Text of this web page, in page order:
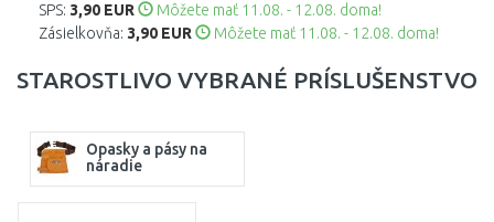
SPS: 3,90 EUR
Môžete mať 11.08. - 12.08. doma!
Zásielkovňa: 3,90 EUR Môžete mať 11.08. - 12.08. doma!
STAROSTLIVO VYBRANÉ PRÍSLUŠENSTVO
Opasky a pásy na
náradie